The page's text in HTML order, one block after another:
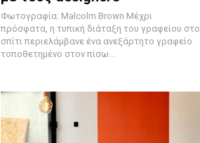
Φωτογραφία: Malcolm Brown Μέχρι
πρόσφατα, η τυπική διάταξη του γραφείου στο
σπίτι περιελάμβανε ένα ανεξάρτητο γραφείο
τοποθετημένο στον πίσω...